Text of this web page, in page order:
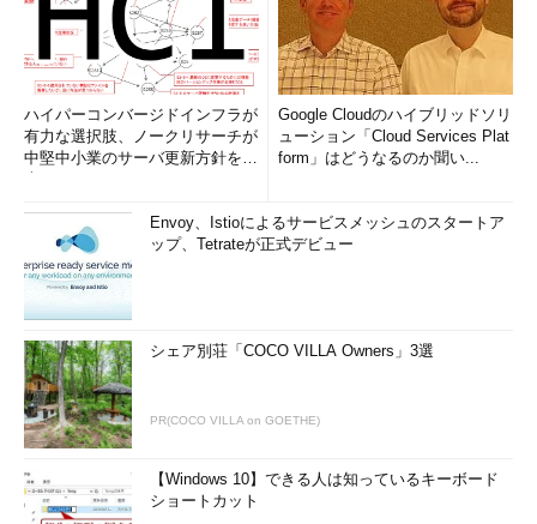
ハイパーコンバージドインフラが
有力な選択肢、ノークリサーチが
中堅中小業のサーバ更新方針を調
Google Cloudのハイブリッドソリ
ューション「Cloud Services Plat
form」はどうなるのか聞い...
Envoy、Istioによるサービスメッシュのスタートア
ップ、Tetrateが正式デビュー
シェア別荘「COCO VILLA Owners」3選
PR(COCO VILLA on GOETHE)
【Windows 10】できる人は知っているキーボード
ショートカット